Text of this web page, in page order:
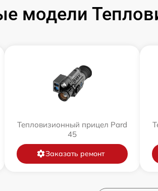
модели
Тепловизионный прицел Pard
45
Заказать ремонт